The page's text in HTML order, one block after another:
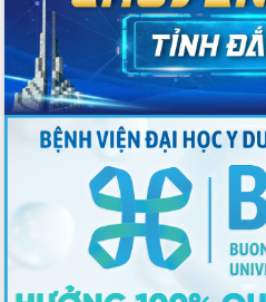
Tập huấn ứng dụng trí tuệ nhân tạo (AI)
trong thương mại điện tử năm 2026
Đoàn đại biểu Quốc hội tỉnh Đắk Lắk
trao đổi thông tin trước Kỳ họp thứ
nhất, Quốc hội khóa XVI
Quyết liệt cải cách hành chính, khơi
thông nguồn lực phát triển
Nâng cao hiệu lực, hiệu quả HĐND
tỉnh thông qua hiện đại hóa hành chính
Xã Ea Phê gắn cải cách hành chính với
chuyển đổi số
Phó Chủ tịch Thường trực UBND tỉnh